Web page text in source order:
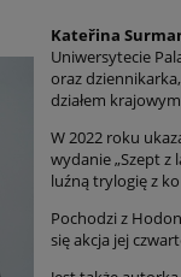
Kateřina
Uniwersytecie
oraz
działem
W 2022 roku
wydanie „Szept z
luźną trylogię z
Pochodzi z
się akcja jej